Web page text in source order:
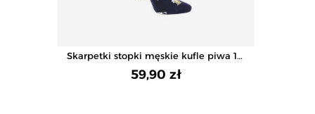
Skarpetki stopki męskie kufle piwa 12-
pak
59,90 zł